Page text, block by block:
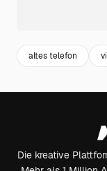
altes telefon
Die kreative